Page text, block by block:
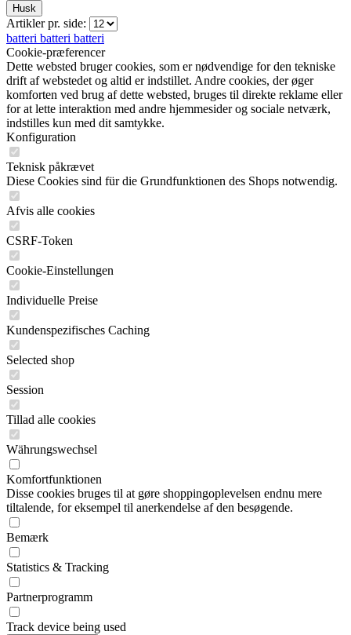
Husk
Artikler pr. side:
batteri batteri batteri
Cookie-præferencer
Dette websted bruger cookies, som er nødvendige for den tekniske
drift af webstedet og altid er indstillet. Andre cookies, der øger
komforten ved brug af dette websted, bruges til direkte reklame eller
for at lette interaktion med andre hjemmesider og sociale netværk,
indstilles kun med dit samtykke.
Konfiguration
Teknisk påkrævet
Diese Cookies sind für die Grundfunktionen des Shops notwendig.
Afvis alle cookies
CSRF-Token
Cookie-Einstellungen
Individuelle Preise
Kundenspezifisches Caching
Selected shop
Session
Tillad alle cookies
Währungswechsel
Komfortfunktionen
Disse cookies bruges til at gøre shoppingoplevelsen endnu mere
tiltalende, for eksempel til anerkendelse af den besøgende.
Bemærk
Statistics & Tracking
Partnerprogramm
Track device being used